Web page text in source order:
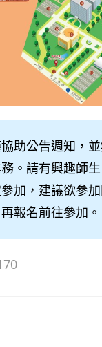
助公告週知，
。請有興趣師
加，建議欲參
報名前往參加。